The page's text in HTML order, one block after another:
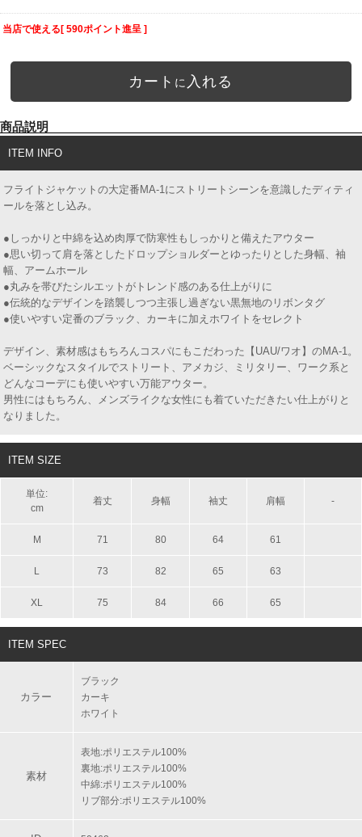
当店で使える[ 590ポイント進呈 ]
カート に 入れる
商品説明
ITEM INFO
フライトジャケットの大定番MA-1にストリートシーンを意識したディティ
ールを落とし込み。
●しっかりと中綿を込め肉厚で防寒性もしっかりと備えたアウター
●思い切って肩を落としたドロップショルダーとゆったりとした身幅、袖
幅、アームホール
●丸みを帯びたシルエットがトレンド感のある仕上がりに
●伝統的なデザインを踏襲しつつ主張し過ぎない黒無地のリボンタグ
●使いやすい定番のブラック、カーキに加えホワイトをセレクト
デザイン、素材感はもちろんコスパにもこだわった【UAU/ワオ】のMA-1。
ベーシックなスタイルでストリート、アメカジ、ミリタリー、ワーク系と
どんなコーデにも使いやすい万能アウター。
男性にはもちろん、メンズライクな女性にも着ていただきたい仕上がりと
なりました。
ITEM SIZE
単位:
cm
着丈 身幅 袖丈 肩幅 -
M 71 80 64 61
L 73 82 65 63
XL 75 84 66 65
ITEM SPEC
カラー
ブラック
カーキ
ホワイト
素材
表地:ポリエステル100%
裏地:ポリエステル100%
中綿:ポリエステル100%
リブ部分:ポリエステル100%